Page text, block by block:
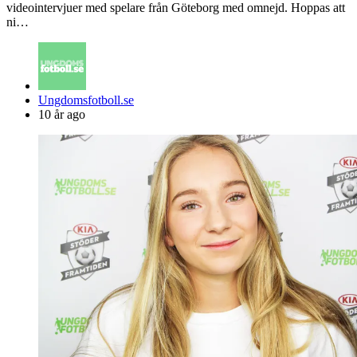
videointervjuer med spelare från Göteborg med omnejd. Hoppas att
ni…
Posted
by
Ungdomsfotboll.se
10 år ago